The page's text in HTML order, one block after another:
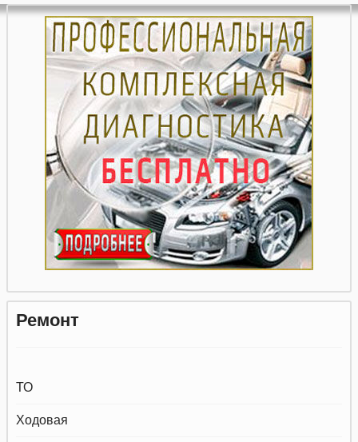
Ремонт
ТО
Ходовая